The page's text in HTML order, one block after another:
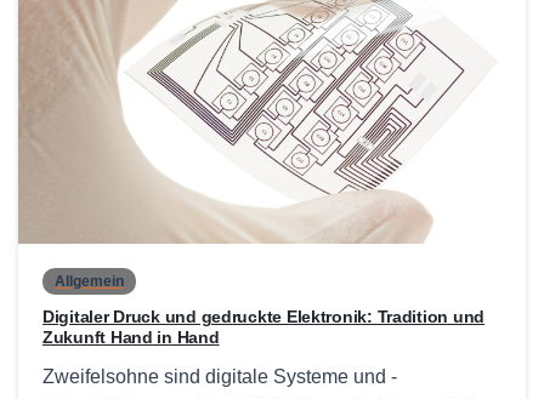
Allgemein
Digitaler Druck und gedruckte Elektronik: Tradition und
Zukunft Hand in Hand
Zweifelsohne sind digitale Systeme und -